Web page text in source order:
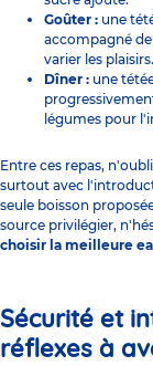
Goûter : une
accompagné
varier les plaisirs.
Dîner : une
légumes pour
Entre ces repas,
surtout avec
seule boisson
source privilégier,
choisir la meilleure
Sécurité et
réflexes à